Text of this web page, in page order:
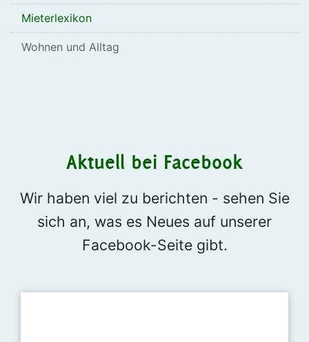
Mieterlexikon
Wohnen und Alltag
Aktuell bei Facebook
Wir haben viel zu berichten - sehen Sie
sich an, was es Neues auf unserer
Facebook-Seite gibt.